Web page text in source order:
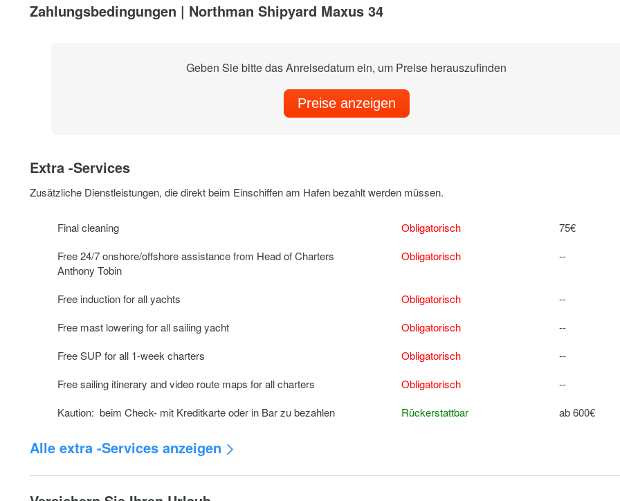
Zahlungsbedingungen | Northman Shipyard Maxus 34
Geben Sie bitte das Anreisedatum ein, um Preise herauszufinden
Preise anzeigen
Extra -Services
Zusätzliche Dienstleistungen, die direkt beim Einschiffen am Hafen bezahlt werden müssen.
Final cleaning Obligatorisch
75€
Free 24/7 onshore/offshore assistance from Head of Charters
Anthony Tobin
Obligatorisch --
Free induction for all yachts Obligatorisch
--
Free mast lowering for all sailing yacht
Obligatorisch
--
Free SUP for all 1-week charters
Obligatorisch
--
Free sailing itinerary and video route maps for all charters
Obligatorisch
--
Kaution: beim Check- mit Kreditkarte oder in Bar zu bezahlen
Rückerstattbar ab 600€
Alle extra -Services anzeigen
Skipper Extra
165€ pro Tag